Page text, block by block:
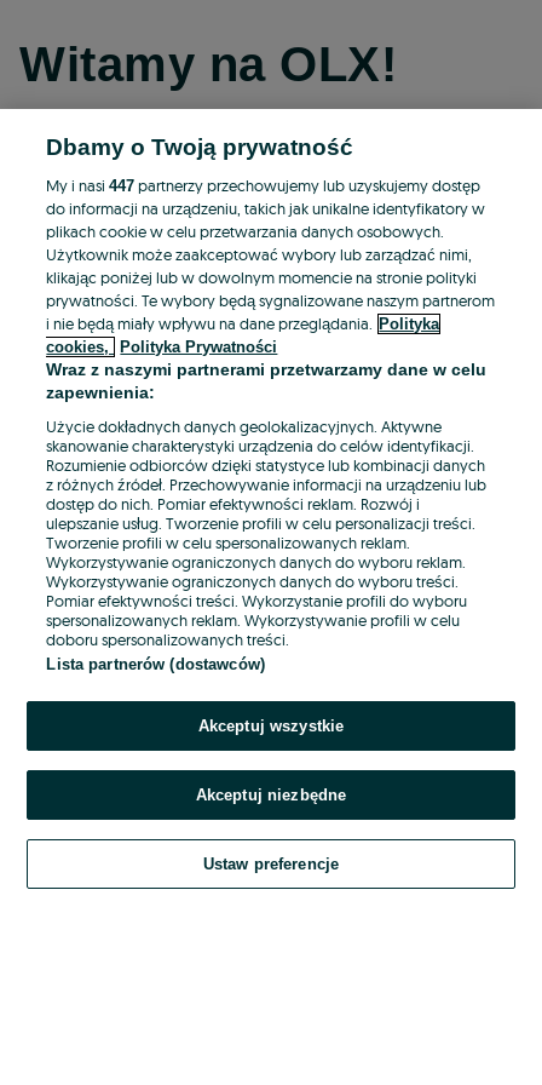
Witamy na OLX!
Kontynuuj przez Facebooka
Kontynuuj przez konto Apple
Kontynuuj przez konto Google
LUB
E-mail
Hasło
Nie pamiętasz hasła?
Zaloguj się
Kontynuując za pośrednictwem jednego z dostawców wskazanych powyżej,
Regulamin serwisu OLX.pl w jego aktualnym brzmieniu.
Dbamy o Twoją prywatność
My i nasi447 partnerzy przechowujemy lub uzyskujemy dostęp
do informacji na urządzeniu, takich jak unikalne identyfikatory w
plikach cookie w celu przetwarzania danych osobowych.
Użytkownik może zaakceptować wybory lub zarządzać nimi,
klikając poniżej lub w dowolnym momencie na stronie polityki
prywatności. Te wybory będą sygnalizowane naszym partnerom
i nie będą miały wpływu na dane przeglądania.
Polityka
cookies,
Polityka Prywatności
Wraz z naszymi partnerami przetwarzamy dane w celu
zapewnienia:
Użycie dokładnych danych geolokalizacyjnych. Aktywne
skanowanie charakterystyki urządzenia do celów identyfikacji.
Rozumienie odbiorców dzięki statystyce lub kombinacji danych
z różnych źródeł. Przechowywanie informacji na urządzeniu lub
dostęp do nich. Pomiar efektywności reklam. Rozwój i
ulepszanie usług. Tworzenie profili w celu personalizacji treści.
Tworzenie profili w celu spersonalizowanych reklam.
Wykorzystywanie ograniczonych danych do wyboru reklam.
Wykorzystywanie ograniczonych danych do wyboru treści.
Pomiar efektywności treści. Wykorzystanie profili do wyboru
spersonalizowanych reklam. Wykorzystywanie profili w celu
doboru spersonalizowanych treści.
Lista partnerów (dostawców)
Akceptuj wszystkie
Akceptuj niezbędne
Ustaw preferencje